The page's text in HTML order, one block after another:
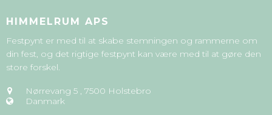
HIMMELRUM APS
Festpynt er med til at skabe stemningen og rammerne om
din fest, og det rigtige festpynt kan være med til at gøre den
store forskel.
Nørrevang 5
7500 Holstebro
Danmark